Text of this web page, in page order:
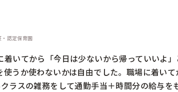
認定保育園
いてから「今日は少ないから帰っていいよ
うか使わないかは自由でした。職場に着いて
ラスの雑務をして通勤手当＋時間分の給与を